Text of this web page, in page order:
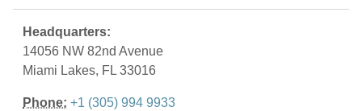
Headquarters:
14056 NW 82nd Avenue
Miami Lakes, FL 33016
Phone: +1 (305) 994 9933